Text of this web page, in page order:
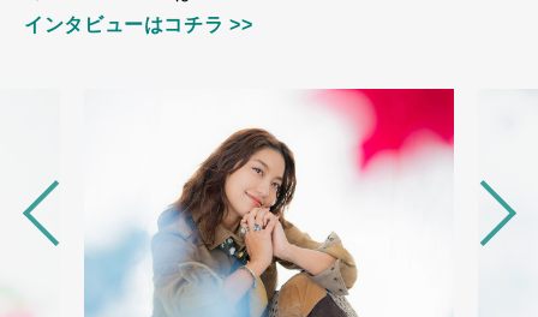
インタビューはコチラ >>